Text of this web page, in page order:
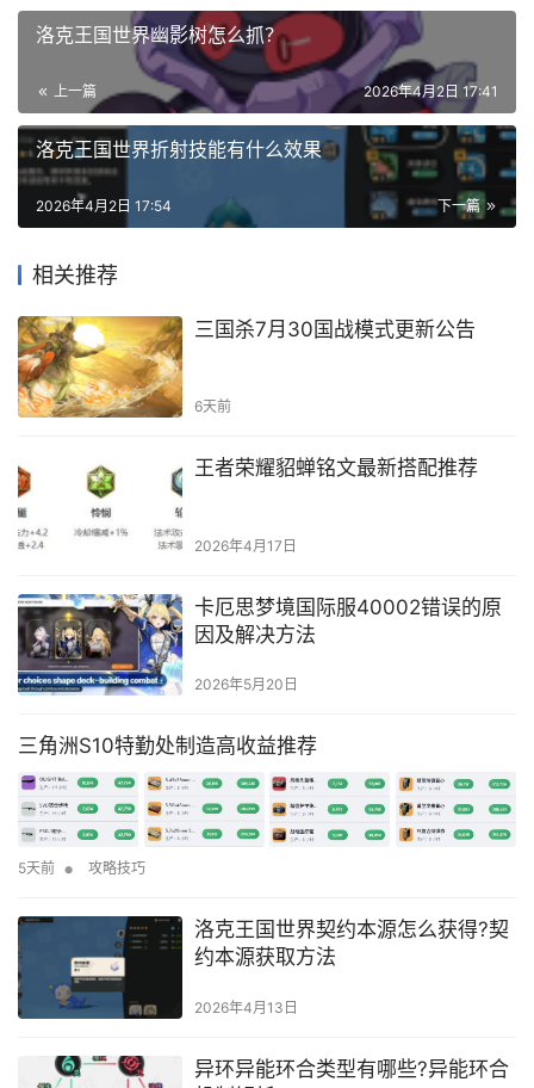
洛克王国世界幽影树怎么抓？
上一篇 2026年4月2日 17:41
洛克王国世界折射技能有什么效果
下一篇
2026年4月2日 17:54
相关推荐
三国杀7月30国战模式更新公告
6天前
王者荣耀貂蝉铭文最新搭配推荐
2026年4月17日
卡厄思梦境国际服40002错误的原
因及解决方法
2026年5月20日
三角洲S10特勤处制造高收益推荐
5天前 • 攻略技巧
洛克王国世界契约本源怎么获得?契
约本源获取方法
2026年4月13日
异环异能环合类型有哪些?异能环合